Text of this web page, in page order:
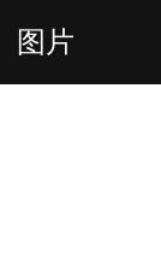
图片